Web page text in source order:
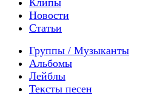
Новости
Статьи
Группы / Музыканты
Альбомы
Лейблы
Тексты песен